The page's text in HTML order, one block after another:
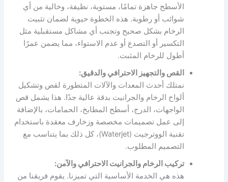
الأسطح جاهزة تمامًا، مستوية، نظيفة، وخالية من أي
شوائب أو رطوبة. هذه الخطوة حيوية لضمان تثبيت
الرخام بشكل صحيح وتجنب أي مشاكل مستقبلية مثل
التكسير أو التصدع أو عدم الاستواء، مما يضمن عمرًا
أطول للرخام المثبت.
القص والتجهيز الاحترافي والدقيق:
نمتلك أحدث المعدات والآلات المتطورة لقص وتشكيل
ألواح الرخام والجرانيت بدقة عالية جدًا. هذا يشمل قص
الواجهات، الدرج، أسطح المطابخ، الحمامات، بالإضافة
إلى عمل تصميمات مخصصة وزخارف معقدة باستخدام
تقنية الووترجيت (Waterjet)، كل ذلك بما يتناسب مع
التصميم المطلوب.
تركيب الرخام والجرانيت الاحترافي والآمن:
هذه هي الخدمة الأساسية التي تميزنا. يقوم فريقنا من